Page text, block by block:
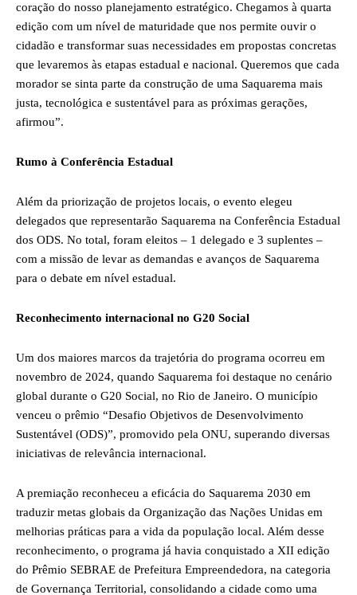
coração do nosso planejamento estratégico. Chegamos à quarta
edição com um nível de maturidade que nos permite ouvir o
cidadão e transformar suas necessidades em propostas concretas
que levaremos às etapas estadual e nacional. Queremos que cada
morador se sinta parte da construção de uma Saquarema mais
justa, tecnológica e sustentável para as próximas gerações,
afirmou”.
Rumo à Conferência Estadual
Além da priorização de projetos locais, o evento elegeu
delegados que representarão Saquarema na Conferência Estadual
dos ODS. No total, foram eleitos – 1 delegado e 3 suplentes –
com a missão de levar as demandas e avanços de Saquarema
para o debate em nível estadual.
Reconhecimento internacional no G20 Social
Um dos maiores marcos da trajetória do programa ocorreu em
novembro de 2024, quando Saquarema foi destaque no cenário
global durante o G20 Social, no Rio de Janeiro. O município
venceu o prêmio “Desafio Objetivos de Desenvolvimento
Sustentável (ODS)”, promovido pela ONU, superando diversas
iniciativas de relevância internacional.
A premiação reconheceu a eficácia do Saquarema 2030 em
traduzir metas globais da Organização das Nações Unidas em
melhorias práticas para a vida da população local. Além desse
reconhecimento, o programa já havia conquistado a XII edição
do Prêmio SEBRAE de Prefeitura Empreendedora, na categoria
de Governança Territorial, consolidando a cidade como uma